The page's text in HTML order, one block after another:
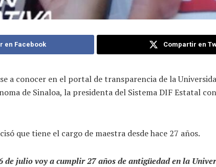
en Facebook Compartir en
a conocer en el portal de transparencia de la
de Sinaloa, la presidenta del Sistema DIF Estatal
que tiene el cargo de maestra desde hace 27 años.
de julio voy a cumplir 27 años de antigüedad en la